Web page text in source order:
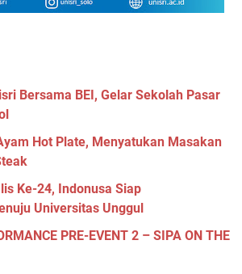
Bersama BEI, Gelar Sekolah Pasar
Hot Plate, Menyatukan Masakan
Ke-24, Indonusa Siap
Universitas Unggul
PRE-EVENT 2 – SIPA ON THE